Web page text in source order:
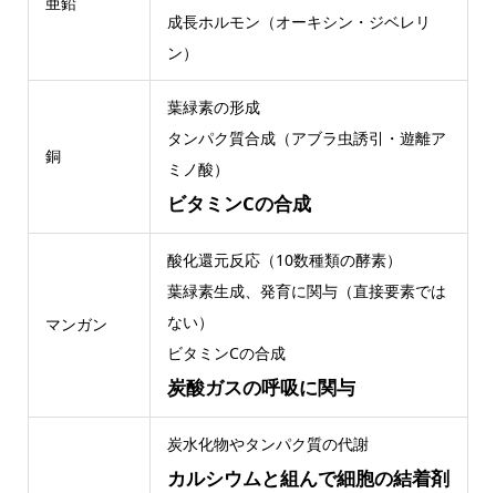
成長ホルモン（オーキシン・ジベレリ
ン）
銅
葉緑素の形成
タンパク質合成（アブラ虫誘引・遊離ア
ミノ酸）
ビタミンCの合成
マンガン
酸化還元反応（10数種類の酵素）
葉緑素生成、発育に関与（直接要素では
ない）
ビタミンCの合成
炭酸ガスの呼吸に関与
炭水化物やタンパク質の代謝
カルシウムと組んで細胞の結着剤